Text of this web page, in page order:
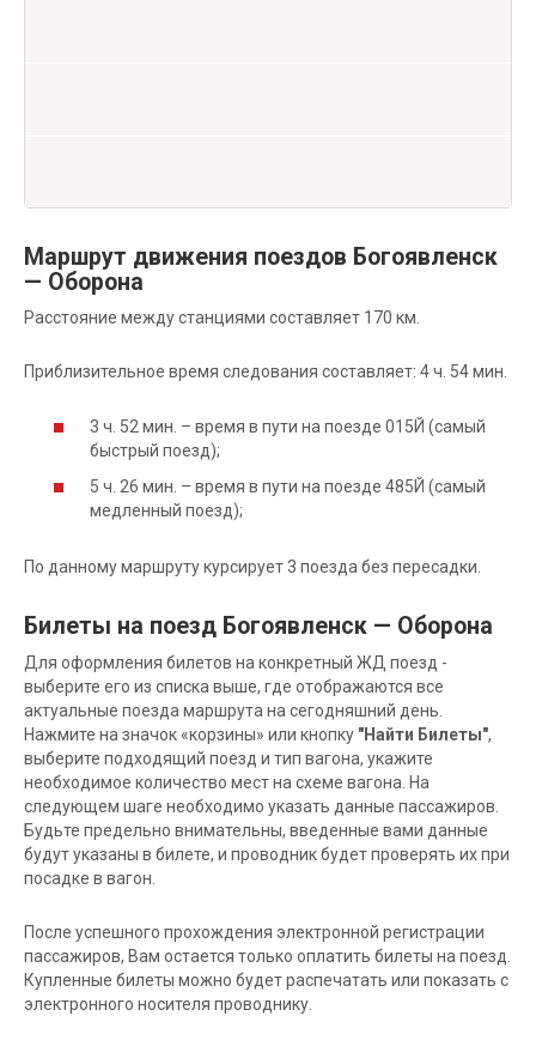
Маршрут движения поездов Богоявленск
— Оборона
Расстояние между станциями составляет 170 км.
Приблизительное время следования составляет: 4 ч. 54 мин.
3 ч. 52 мин. – время в пути на поезде 015Й (самый
быстрый поезд);
5 ч. 26 мин. – время в пути на поезде 485Й (самый
медленный поезд);
По данному маршруту курсирует 3 поезда без пересадки.
Билеты на поезд Богоявленск — Оборона
Для оформления билетов на конкретный ЖД поезд -
выберите его из списка выше, где отображаются все
актуальные поезда маршрута на сегодняшний день.
Нажмите на значок «корзины» или кнопку "Найти Билеты",
выберите подходящий поезд и тип вагона, укажите
необходимое количество мест на схеме вагона. На
следующем шаге необходимо указать данные пассажиров.
Будьте предельно внимательны, введенные вами данные
будут указаны в билете, и проводник будет проверять их при
посадке в вагон.
После успешного прохождения электронной регистрации
пассажиров, Вам остается только оплатить билеты на поезд.
Купленные билеты можно будет распечатать или показать с
электронного носителя проводнику.